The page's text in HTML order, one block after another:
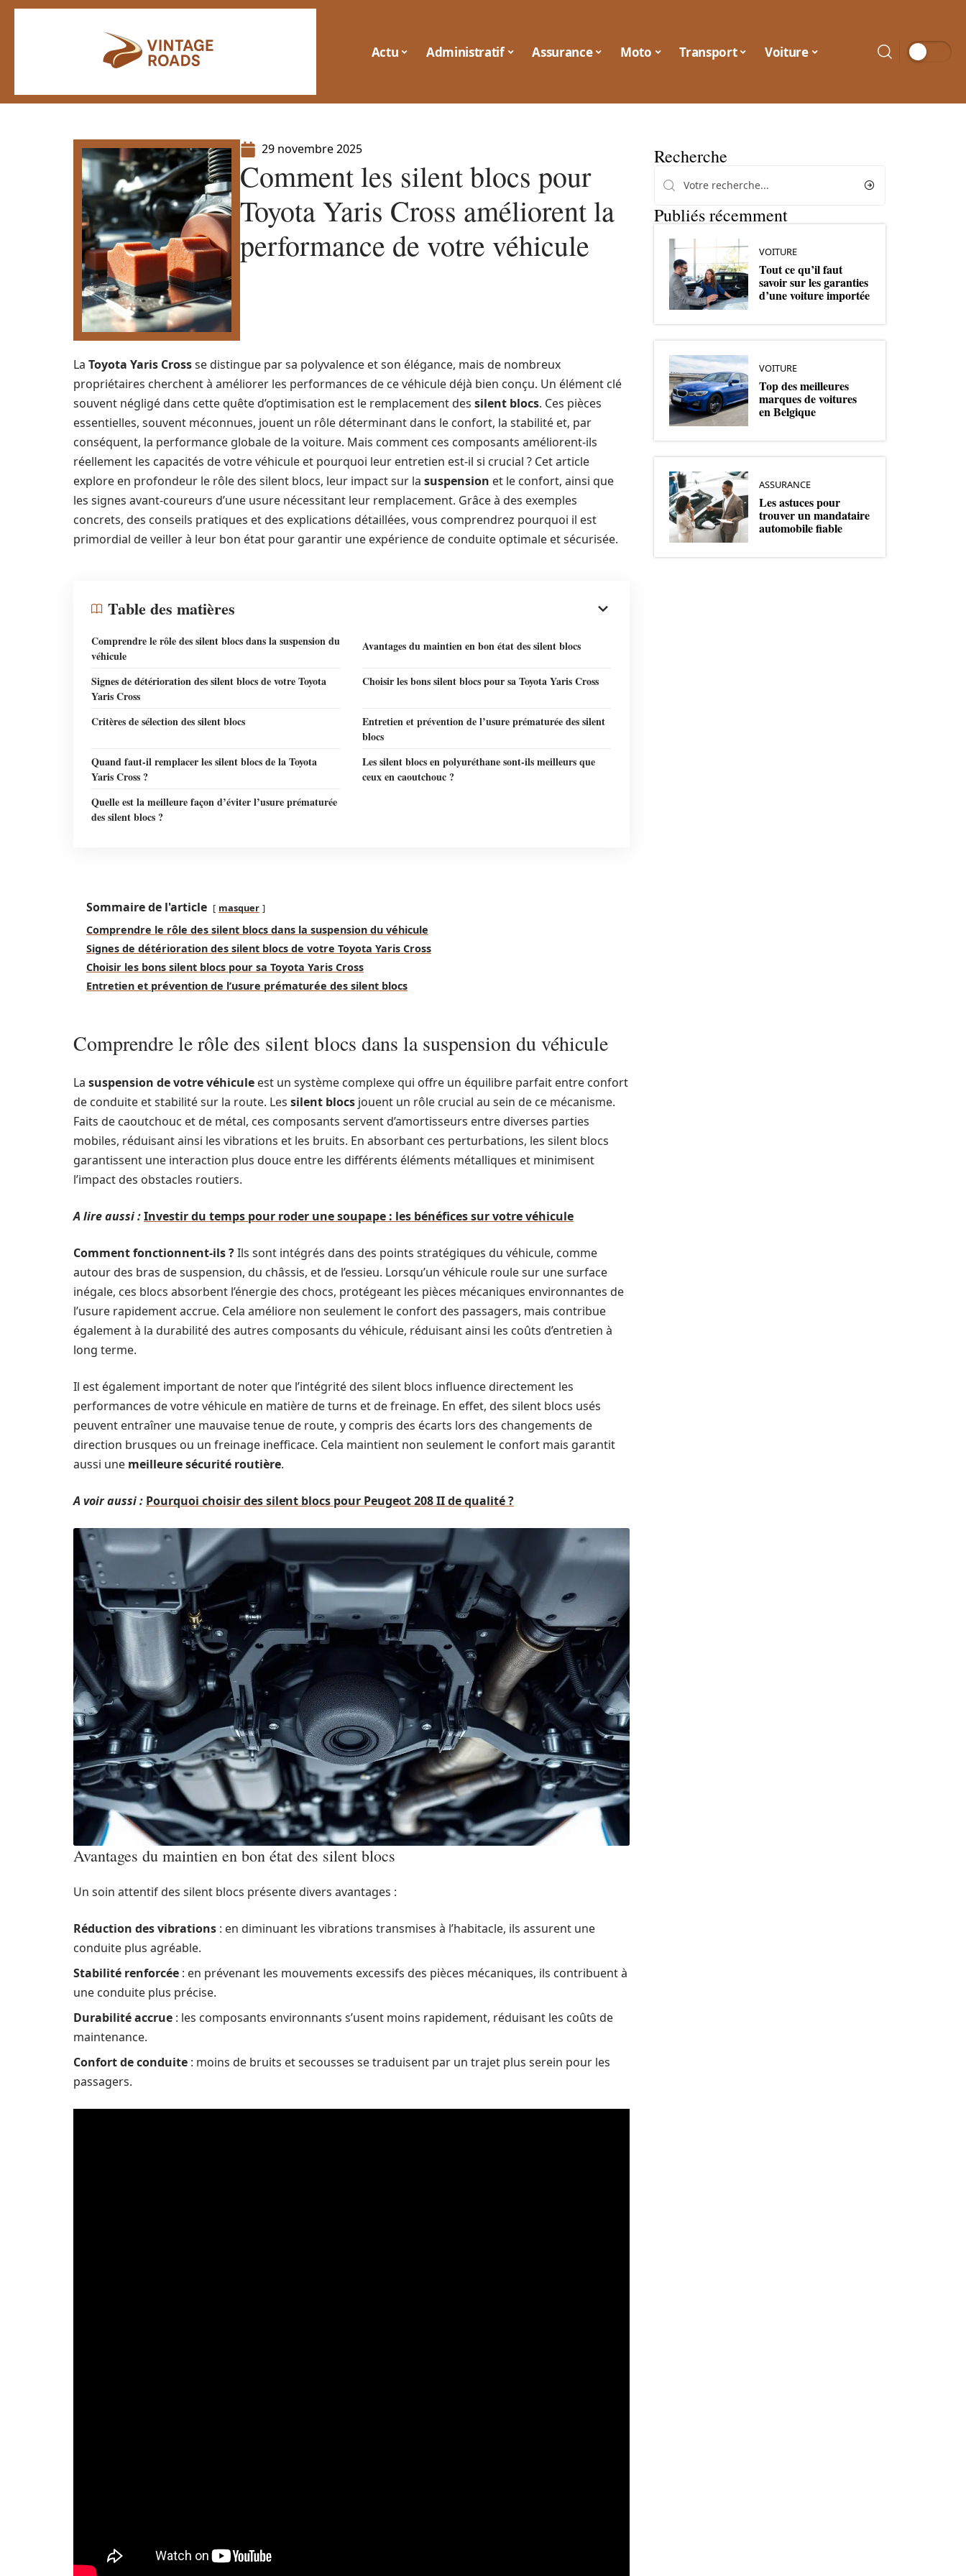
Actu Administratif Assurance Moto Transport Voiture
29 novembre 2025
Comment les silent blocs pour
Toyota Yaris Cross améliorent la
performance de votre véhicule
La Toyota Yaris Crossse distingue par sa polyvalence et son élégance, mais de nombreux
propriétaires cherchent à améliorer les performances de ce véhicule déjà bien conçu. Un élément clé
souvent négligé dans cette quête d’optimisation est le remplacement des silent blocs. Ces pièces
essentielles, souvent méconnues, jouent un rôle déterminant dans le confort, la stabilité et, par
conséquent, la performance globale de la voiture. Mais comment ces composants améliorent-ils
réellement les capacités de votre véhicule et pourquoi leur entretien est-il si crucial ? Cet article
explore en profondeur le rôle des silent blocs, leur impact sur la suspension et le confort, ainsi que
les signes avant-coureurs d’une usure nécessitant leur remplacement. Grâce à des exemples
concrets, des conseils pratiques et des explications détaillées, vous comprendrez pourquoi il est
primordial de veiller à leur bon état pour garantir une expérience de conduite optimale et sécurisée.
Table des matières
Comprendre le rôle des silent blocs dans la suspension du
véhicule
Avantages du maintien en bon état des silent blocs
Signes de détérioration des silent blocs de votre Toyota
Yaris Cross
Choisir les bons silent blocs pour sa Toyota Yaris Cross
Critères de sélection des silent blocs
Entretien et prévention de l’usure prématurée des silent
blocs
Quand faut-il remplacer les silent blocs de la Toyota
Yaris Cross ?
Les silent blocs en polyuréthane sont-ils meilleurs que
ceux en caoutchouc ?
Quelle est la meilleure façon d’éviter l’usure prématurée
des silent blocs ?
Sommaire de l'article masquer
Comprendre le rôle des silent blocs dans la suspension du véhicule
Signes de détérioration des silent blocs de votre Toyota Yaris Cross
Choisir les bons silent blocs pour sa Toyota Yaris Cross
Entretien et prévention de l’usure prématurée des silent blocs
Comprendre le rôle des silent blocs dans la suspension du véhicule
La suspension de votre véhicule est un système complexe qui offre un équilibre parfait entre confort
de conduite et stabilité sur la route. Les silent blocs jouent un rôle crucial au sein de ce mécanisme.
Faits de caoutchouc et de métal, ces composants servent d’amortisseurs entre diverses parties
mobiles, réduisant ainsi les vibrations et les bruits. En absorbant ces perturbations, les silent blocs
garantissent une interaction plus douce entre les différents éléments métalliques et minimisent
l’impact des obstacles routiers.
A lire aussi :Investir du temps pour roder une soupape : les bénéfices sur votre véhicule
Comment fonctionnent-ils ?Ils sont intégrés dans des points stratégiques du véhicule, comme
autour des bras de suspension, du châssis, et de l’essieu. Lorsqu’un véhicule roule sur une surface
inégale, ces blocs absorbent l’énergie des chocs, protégeant les pièces mécaniques environnantes de
l’usure rapidement accrue. Cela améliore non seulement le confort des passagers, mais contribue
également à la durabilité des autres composants du véhicule, réduisant ainsi les coûts d’entretien à
long terme.
Il est également important de noter que l’intégrité des silent blocs influence directement les
performances de votre véhicule en matière de turns et de freinage. En effet, des silent blocs usés
peuvent entraîner une mauvaise tenue de route, y compris des écarts lors des changements de
direction brusques ou un freinage inefficace. Cela maintient non seulement le confort mais garantit
aussi une meilleure sécurité routière.
A voir aussi : Pourquoi choisir des silent blocs pour Peugeot 208 II de qualité ?
Avantages du maintien en bon état des silent blocs
Un soin attentif des silent blocs présente divers avantages :
Réduction des vibrations : en diminuant les vibrations transmises à l’habitacle, ils assurent une
conduite plus agréable.
Stabilité renforcée : en prévenant les mouvements excessifs des pièces mécaniques, ils contribuent à
une conduite plus précise.
Durabilité accrue : les composants environnants s’usent moins rapidement, réduisant les coûts de
maintenance.
Confort de conduite : moins de bruits et secousses se traduisent par un trajet plus serein pour les
passagers.
Recherche
Publiés récemment
VOITURE
Tout ce qu’il faut
savoir sur les garanties
d’une voiture importée
VOITURE
Top des meilleures
marques de voitures
en Belgique
ASSURANCE
Les astuces pour
trouver un mandataire
automobile fiable